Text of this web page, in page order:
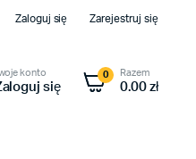
Zaloguj się Zarejestruj się
konto
się
0 Razem
0.00 zł